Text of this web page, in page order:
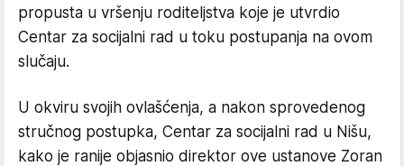
propusta u vršenju roditeljstva koje je utvrdio
Centar za socijalni rad u toku postupanja na ovom
slučaju.
U okviru svojih ovlašćenja, a nakon sprovedenog
stručnog postupka, Centar za socijalni rad u Nišu,
kako je ranije objasnio direktor ove ustanove Zoran